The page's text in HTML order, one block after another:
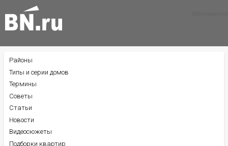
БОКОВОЕ
МЕНЮ
Районы
Типы и серии домов
Термины
Советы
Статьи
Новости
Видеосюжеты
Подборки квартир